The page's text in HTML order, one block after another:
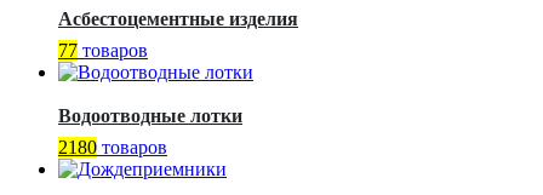
Асбестоцементные изделия
77 товаров
Водоотводные лотки
2180 товаров